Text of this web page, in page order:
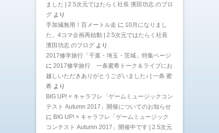
ました | 2.5次元ではたらく社長 濱田功志 のブロ
グ より
手加減無用！百メートル走 に 10月になりまし
た。4コマ企画再始動 | 2.5次元ではたらく社長
濱田功志 のブログ より
2017修学旅行「千葉・埼玉・茨城」特集ページ
に 2017修学旅行 一条蜜希トーク＆ライブにお
越しいただきありがとうございました♪ | 一条 蜜
希 より
BIG UP! × キャラフレ「ゲームミュージックコン
テスト Autumn 2017」開催についてのお知らせ
に BIG UP! × キャラフレ「ゲームミュージック
コンテスト Autumn 2017」開催中です | 2.5次元